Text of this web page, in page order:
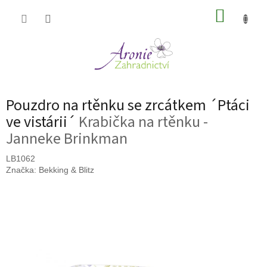
Pouzdro na rtěnku se zrcátkem ´Ptáci
ve vistárii´ Krabička na rtěnku -
Janneke Brinkman
LB1062
Značka: Bekking & Blitz